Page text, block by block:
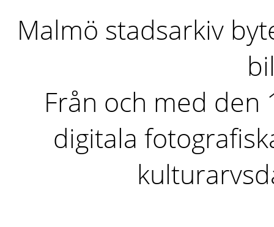
Malmö stadsarkiv
Från och med den
digitala